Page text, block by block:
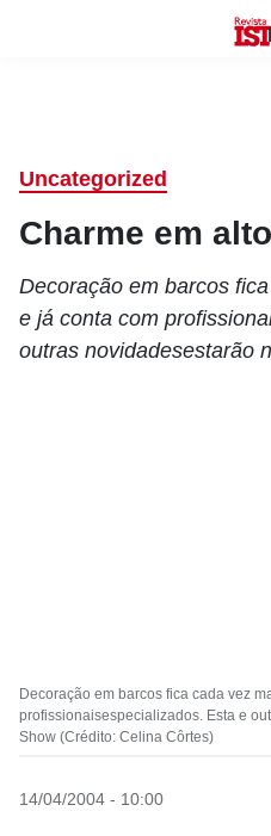
Uncategorized
Charme em
Decoração em barcos
e já conta com
outras novidadesestarão
Decoração em barcos fica cada vez
profissionaisespecializados. Esta e
Show (Crédito: Celina Côrtes)
14/04/2004 - 10:00